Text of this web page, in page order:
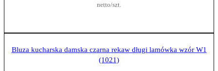
netto/szt.
Bluza kucharska damska czarna rekaw długi lamówka wzór W1
(1021)